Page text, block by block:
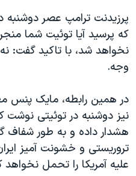
تریبونال مردمی آبان ۹۸
دادگاه حمید نوری
چهل سال گروگان‌گیری
اعتراضات مردمی آبان ۹۸
اسرائیل در جنگ
نرگس محمدی برنده جایزه
همایش محافظه‌کاران آمریکا
پرزیدنت ترامپ عصر دوشنبه
که پرسید آیا توئیت شما
نخواهد شد، با تاکید گفت:
وجه.
در همین رابطه، مایک پنس
نیز دوشنبه در توئیتی نوشت
هشدار داده و به طور شفاف
تروریستی و خشونت آمیز
علیه آمریکا را تحمل نخواهد